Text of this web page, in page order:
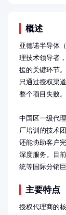
概述
亚德诺半导体
理技术领导者
援的关键环节
只通过授权渠
整个项目失败。
中国区一级代
厂培训的技术
还能协助客户
深度服务。目
统等国际分销巨
主要特点
授权代理商的